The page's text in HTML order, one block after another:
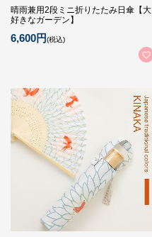
晴雨兼用2段ミニ折りたたみ日傘【大
好きなガーデン】
6,600円(税込)